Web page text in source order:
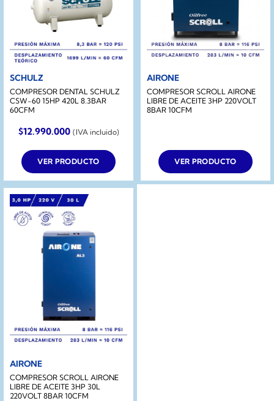
SCHULZ
COMPRESOR DENTAL SCHULZ
CSW-60 15HP 420L 8.3BAR
60CFM
$12.990.000 (IVA incluido)
VER PRODUCTO
AIRONE
COMPRESOR SCROLL AIRONE
LIBRE DE ACEITE 3HP 220VOLT
8BAR 10CFM
VER PRODUCTO
AIRONE
COMPRESOR SCROLL AIRONE
LIBRE DE ACEITE 3HP 30L
220VOLT 8BAR 10CFM